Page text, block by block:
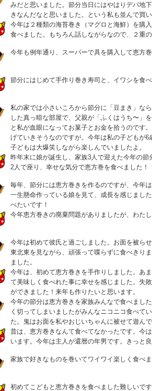
みだと思いました。節分当日にはやはりデパ地
きなんだなと思いました。という私も並んで買い
今年は２種類の海苔巻き（マグロと海鮮）を購
食べました。もちろん話しながらなので、２重
今年も例年通り、スーパーで具を購入して恵方
節分にはじめて手作り巻き寿司と、イワシを食べ
私の家では小さいころから節分に「豆まき」な
した真っ暗な部屋で、父親が「ふくはうち〜」
と私が血眼になってお菓子とお金を拾うのです
げていきそうなのですが。今年は私の子どもが6
子どもは大爆笑しながら楽しんでいましたよ。
昨年末に娘が誕生し、家族3人で迎えた今年の
2人で座り、幸せな気分で恵方巻を食べました！
毎年、節分には恵方巻きを作るのですが、今年
一生懸命作っている娘を見て、成長を感じまし
べたいです！
今年恵方巻きの廃棄問題がありましたが、わた
今年は初めて彼氏と過ごしました。お面を被ら
東北東を見ながら、頑張って喋らずに食べきり
ました。
今年は、初めて恵方巻きを手作りしました。あ
て美味しく食べれた事に幸せを感じました。失
ができました！来年も作りたいと思います。
今年の節分は恵方巻きを家族みんなで食べまし
く切ってしまいましたがみんなニコニコ食べて
た。鬼はお面を私やおじいちゃんに被せて遊ん
昔は、恵方巻きなんて食べてなかったです。今
います。今年は主人が還暦の年男です。きっと
家族で好きなものを巻いてワイワイ楽しく食べま
初めてこどもと恵方巻きを食べました難しいで